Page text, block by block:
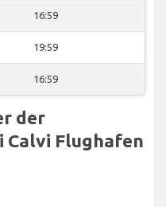
16:59
19:59
16:59
der
Calvi Flughafen